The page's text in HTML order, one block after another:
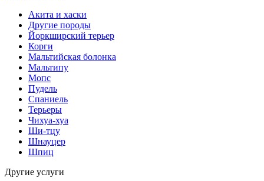
Акита и хаски
Другие породы
Йоркширский терьер
Корги
Мальтийская болонка
Мальтипу
Мопс
Пудель
Спаниель
Терьеры
Чихуа-хуа
Ши-тцу
Шнауцер
Шпиц
Другие услуги